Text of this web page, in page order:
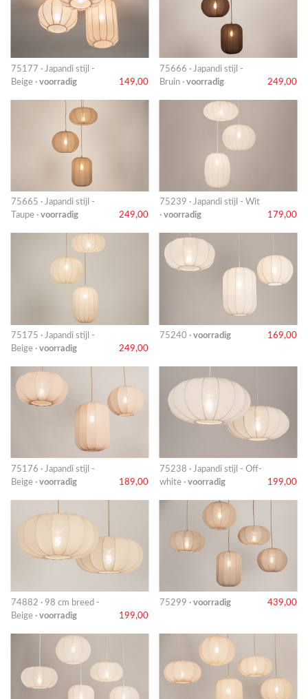
75177 · Japandi stijl -
Beige · voorradig 149,00
75666 · Japandi stijl -
Bruin · voorradig 249,00
75665 · Japandi stijl -
Taupe · voorradig 249,00
75239 · Japandi stijl - Wit
· voorradig 179,00
75175 · Japandi stijl -
Beige · voorradig 249,00
75240 · voorradig 169,00
75176 · Japandi stijl -
Beige · voorradig 189,00
75238 · Japandi stijl - Off-
white · voorradig 199,00
74882 · 98 cm breed -
Beige · voorradig 199,00
75299 · voorradig 439,00